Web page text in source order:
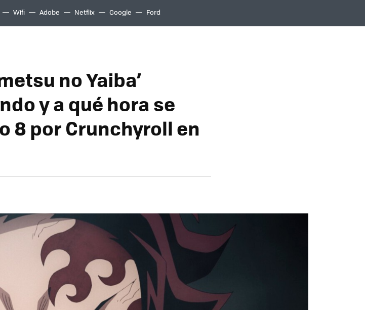
Wifi Adobe Netflix Google Ford
no Yaiba’
y a qué hora se
8 por Crunchyroll en